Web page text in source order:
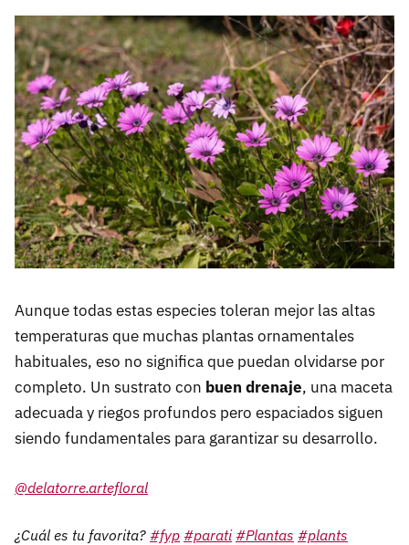
Aunque todas estas especies toleran mejor las altas
temperaturas que muchas plantas ornamentales
habituales, eso no significa que puedan olvidarse por
completo. Un sustrato con buen drenaje, una maceta
adecuada y riegos profundos pero espaciados siguen
siendo fundamentales para garantizar su desarrollo.
@delatorre.artefloral
¿Cuál es tu favorita? #fyp #parati #Plantas #plants